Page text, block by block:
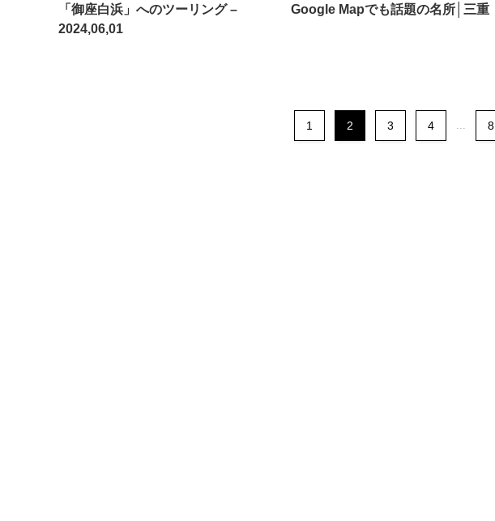
「御座白浜」へのツーリング –
2024,06,01
Google Mapでも話題の名所│三重
1 2 3 4 8